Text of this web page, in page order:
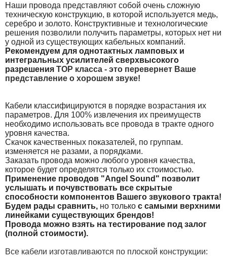
Наши провода представляют собой очень сложную
техническую конструкцию, в которой используется медь,
серебро и золото. Конструктивные и технологические
решения позволили получить параметры, которых нет ни
у одной из существующих кабельных компаний.
Рекомендуем для однотактных ламповых и
интегральных усилителей сверхвысокого
разрешения ТОР класса - это перевернет Ваше
представление о хорошем звуке!
Кабели классифицируются в порядке возрастания их
параметров. Для 100% извлечения их преимуществ
необходимо использовать все провода в тракте одного
уровня качества.
Скачок качественных показателей, по группам.
изменяется не разами, а порядками.
Заказать провода можно любого уровня качества,
которое будет определятся только их стоимостью.
Применение проводов "Angel Sound" позволит
услышать и почувствовать все скрытые
способности компонентов Вашего звукового тракта!
Будем рады сравнить, но только с самыми верхними
линейками существующих брендов!
Провода можно взять на тестирование под залог
(полной стоимости).
Все кабели изготавливаются по плоской конструкции: